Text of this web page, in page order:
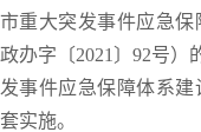
市重大突发事件应急保
政办字〔2021〕92号）
发事件应急保障体系建
套实施。